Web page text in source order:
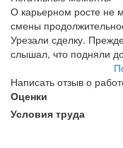
О карьерном росте не
смены
Урезали сделку.
слышал, что подняли
Написать отзыв о
Оценки
Условия труда